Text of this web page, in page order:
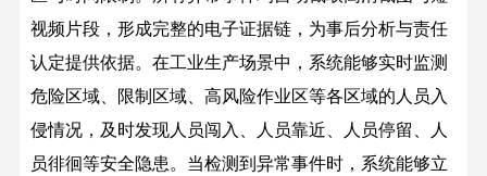
视频片段，形成完整的电子证据链，为事后分析与责任
认定提供依据。 在工业生产场景中，系统能够实时监测
危险区域、限制区域、高风险作业区等各区域的人员入
侵情况，及时发现人员闯入、人员靠近、人员停留、人
员徘徊等安全隐患。当检测到异常事件时，系统能够立